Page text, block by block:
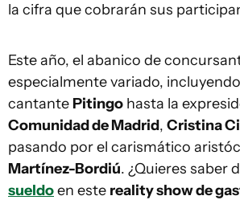
la cifra que cobrarán sus
Este año, el abanico de
especialmente variado,
cantante Pitingo hasta la
Comunidad de Madrid, Cristina
pasando por el carismático
Martínez-Bordiú. ¿Quieres saber
sueldoen este reality show de